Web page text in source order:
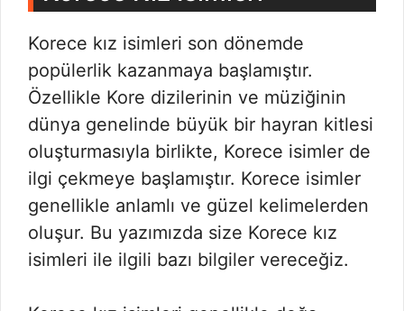
Korece kız isimleri son dönemde
popülerlik kazanmaya başlamıştır.
Özellikle Kore dizilerinin ve müziğinin
dünya genelinde büyük bir hayran kitlesi
oluşturmasıyla birlikte, Korece isimler de
ilgi çekmeye başlamıştır. Korece isimler
genellikle anlamlı ve güzel kelimelerden
oluşur. Bu yazımızda size Korece kız
isimleri ile ilgili bazı bilgiler vereceğiz.